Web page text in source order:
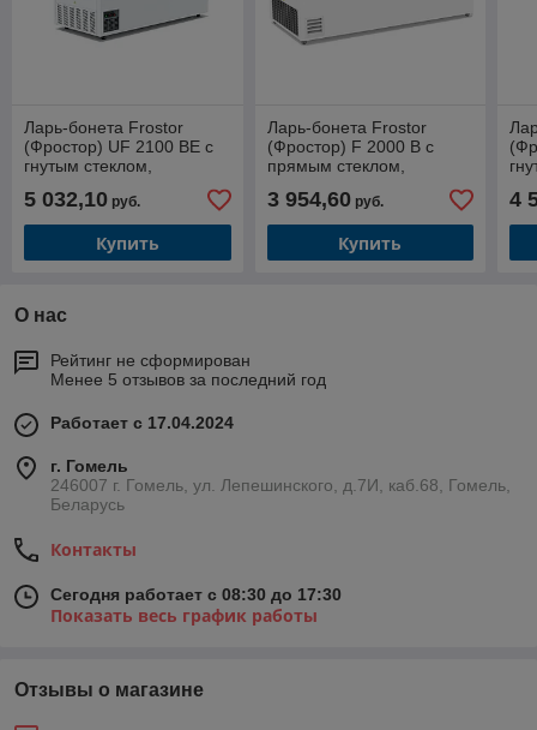
Ларь-бонета Frostor
(Фростор) UF 2100 BE с
гнутым стеклом,
(1050 л)
5 032,10 руб.
Купить
Ларь-бонета Frostor
(Фростор) F 2000 В с
прямым стеклом,
(960 л)
3 954,60руб.
Купить
4
О нас
Рейтинг не сформирован
Менее 5 отзывов за последний год
Работает с 17.04.2024
г. Гомель
246007 г. Гомель, ул. Лепешинского, д.7И, каб.68, Гомель,
Беларусь
Контакты
Сегодня работает с 08:30 до 17:30
Показать весь график работы
Отзывы о магазине